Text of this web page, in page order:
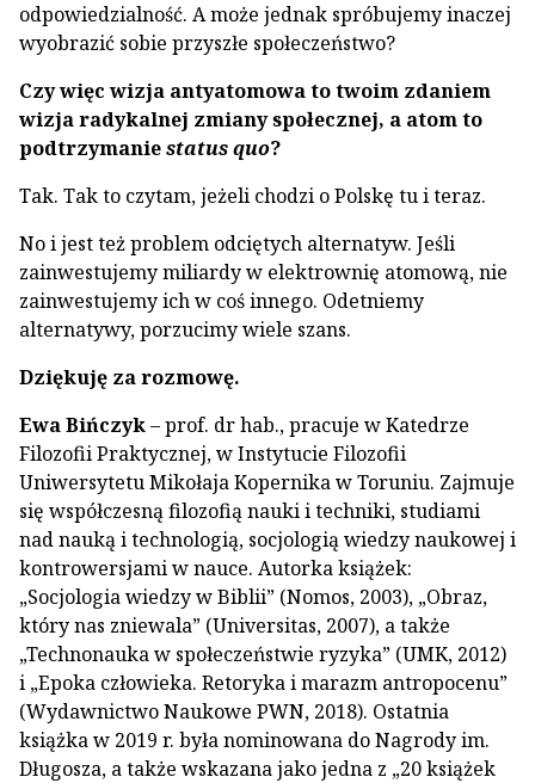
odpowiedzialność. A może jednak spróbujemy inaczej
wyobrazić sobie przyszłe społeczeństwo?
Czy więc wizja antyatomowa to twoim zdaniem
wizja radykalnej zmiany społecznej, a atom to
podtrzymaniestatus quo?
Tak. Tak to czytam, jeżeli chodzi o Polskę tu i teraz.
No i jest też problem odciętych alternatyw. Jeśli
zainwestujemy miliardy w elektrownię atomową, nie
zainwestujemy ich w coś innego. Odetniemy
alternatywy, porzucimy wiele szans.
Dziękuję za rozmowę.
Ewa Bińczyk– prof. dr hab., pracuje w Katedrze
Filozofii Praktycznej, w Instytucie Filozofii
Uniwersytetu Mikołaja Kopernika w Toruniu. Zajmuje
się współczesną filozofią nauki i techniki, studiami
nad nauką i technologią, socjologią wiedzy naukowej i
kontrowersjami w nauce. Autorka książek:
„Socjologia wiedzy w Biblii” (Nomos, 2003), „Obraz,
który nas zniewala” (Universitas, 2007), a także
„Technonauka w społeczeństwie ryzyka” (UMK, 2012)
i „Epoka człowieka. Retoryka i marazm antropocenu”
(Wydawnictwo Naukowe PWN, 2018). Ostatnia
książka w 2019 r. była nominowana do Nagrody im.
Długosza, a także wskazana jako jedna z „20 książek